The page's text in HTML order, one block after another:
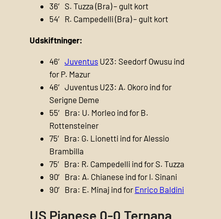
36′ S. Tuzza (Bra) – gult kort
54′ R. Campedelli (Bra) – gult kort
Udskiftninger:
46′ JuventusU23: Seedorf Owusu ind
for P. Mazur
46′ Juventus U23: A. Okoro ind for
Serigne Deme
55′ Bra: U. Morleo ind for B.
Rottensteiner
75′ Bra: G. Lionetti ind for Alessio
Brambilla
75′ Bra: R. Campedelli ind for S. Tuzza
90′ Bra: A. Chianese ind for I. Sinani
90′ Bra: E. Minaj ind for Enrico Baldini
US Pianese 0-0 Ternana